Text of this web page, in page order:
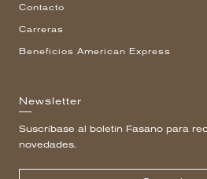
Contacto
Carreras
Beneficios American Express
Newsletter
Suscríbase al boletín Fasano para
novedades.